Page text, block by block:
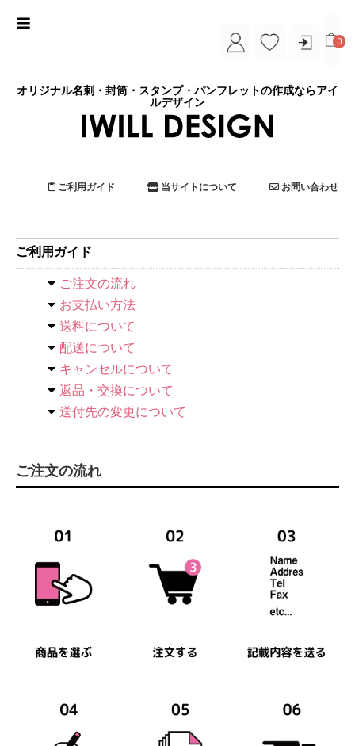
0
オリジナル名刺・封筒・スタンプ・パンフレットの作成ならアイ
ルデザイン
ご利用ガイド 当サイトについて お問い合わせ
ご利用ガイド
ご注文の流れ
お支払い方法
送料について
配送について
キャンセルについて
返品・交換について
送付先の変更について
ご注文の流れ